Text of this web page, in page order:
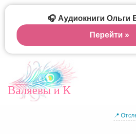
Валяевы и К
📍
🎧 Аудиокниги Ольги
Перейти »